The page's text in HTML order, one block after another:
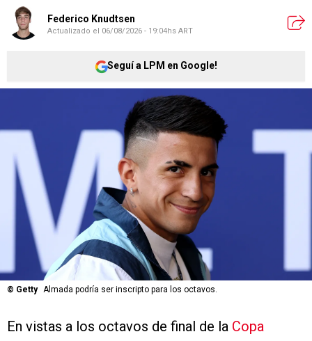
Federico Knudtsen
Actualizado el 06/08/2026 - 19:04hs ART
Seguí a LPM en Google!
© Getty Almada podría ser inscripto para los octavos.
En vistas a los octavos de final de la Copa